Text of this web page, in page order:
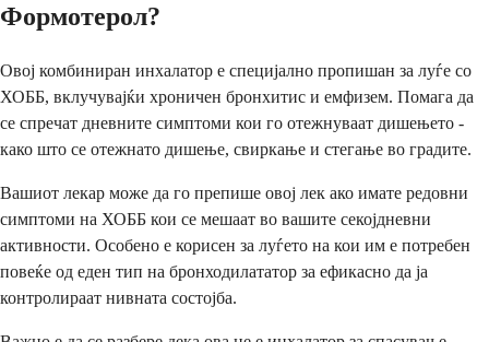
Формотерол?
Овој комбиниран инхалатор е специјално пропишан за луѓе со
ХОББ, вклучувајќи хроничен бронхитис и емфизем. Помага да
се спречат дневните симптоми кои го отежнуваат дишењето -
како што се отежнато дишење, свиркање и стегање во градите.
Вашиот лекар може да го препише овој лек ако имате редовни
симптоми на ХОББ кои се мешаат во вашите секојдневни
активности. Особено е корисен за луѓето на кои им е потребен
повеќе од еден тип на бронходилататор за ефикасно да ја
контролираат нивната состојба.